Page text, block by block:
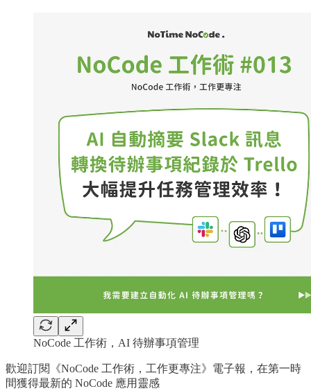
NoCode 工作術，AI 待辦事項管理
歡迎訂閱《NoCode 工作術，工作更專注》電子報，在第一時
間獲得最新的 NoCode 應用靈感